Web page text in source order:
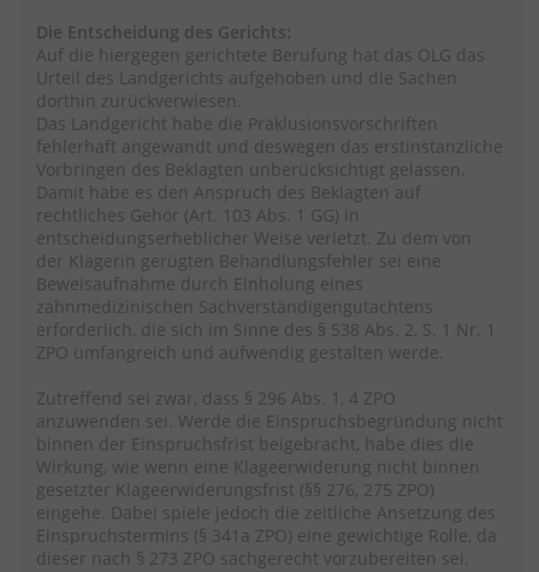
Die Entscheidung des Gerichts:
Auf die hiergegen gerichtete Berufung hat das OLG das
Urteil des Landgerichts aufgehoben und die Sachen
dorthin zurückverwiesen.
Das Landgericht habe die Präklusionsvorschriften
fehlerhaft angewandt und deswegen das erstinstanzliche
Vorbringen des Beklagten unberücksichtigt gelassen.
Damit habe es den Anspruch des Beklagten auf
rechtliches Gehör (Art. 103 Abs. 1 GG) in
entscheidungserheblicher Weise verletzt. Zu dem von
der Klägerin gerügten Behandlungsfehler sei eine
Beweisaufnahme durch Einholung eines
zahnmedizinischen Sachverständigengutachtens
erforderlich, die sich im Sinne des § 538 Abs. 2, S. 1 Nr. 1
ZPO umfangreich und aufwendig gestalten werde.
Zutreffend sei zwar, dass § 296 Abs. 1, 4 ZPO
anzuwenden sei. Werde die Einspruchsbegründung nicht
binnen der Einspruchsfrist beigebracht, habe dies die
Wirkung, wie wenn eine Klageerwiderung nicht binnen
gesetzter Klageerwiderungsfrist (§§ 276, 275 ZPO)
eingehe. Dabei spiele jedoch die zeitliche Ansetzung des
Einspruchstermins (§ 341a ZPO) eine gewichtige Rolle, da
dieser nach § 273 ZPO sachgerecht vorzubereiten sei.